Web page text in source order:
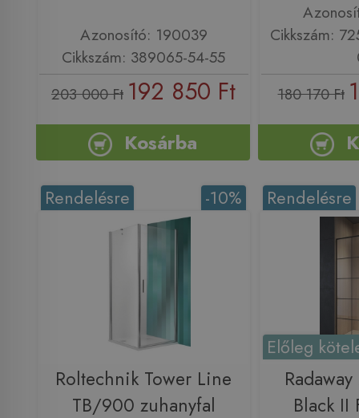
Azonosító: 190039
Cikkszám: 389065-54-55
203 000 Ft 192 850 Ft
Kosárba
Cikkszám:
180 170 Ft
-10%
Rendelésre
Roltechnik Tower Line
TB/900 zuhanyfal
Rendelésre
Előleg
Black II